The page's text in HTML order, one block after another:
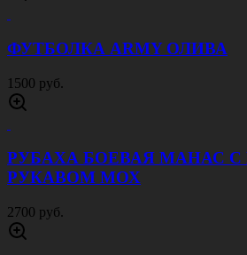
ФУТБОЛКА ARMY ОЛИВА
1500 руб.
РУБАХА БОЕВАЯ МАНАС
РУКАВОМ МОХ
2700 руб.